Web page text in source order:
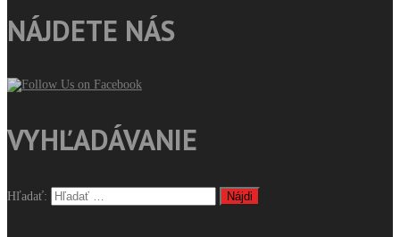
NÁJDETE NÁS
VYHĽADÁVANIE
Hľadať: